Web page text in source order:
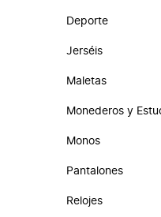
Deporte
Jerséis
Maletas
Monederos y
Monos
Pantalones
Relojes